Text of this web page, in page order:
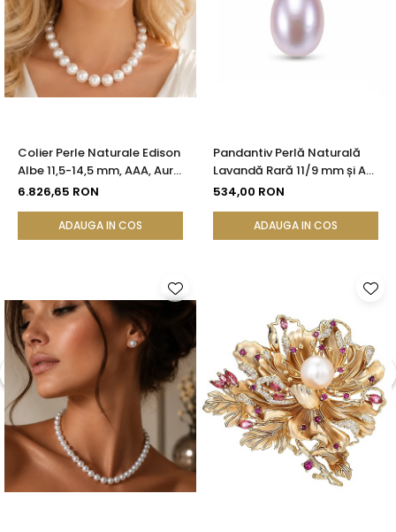
Colier Perle Naturale Edison
Albe 11,5-14,5 mm, AAA, Aur
Galben 14K | KASKADDA®
6.826,65 RON
ADAUGA IN COS
Pandantiv Perlă Naturală
Lavandă Rară 11/9 mm și Aur
Galben 14K (aur 585) |
534,00 RON
ADAUGA IN COS